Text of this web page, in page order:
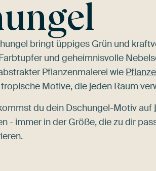
bringt üppiges Grün und
und geheimnisvolle
Pflanzenmalerei wie
Motive, die jeden Raum
du dein Dschungel-Motiv auf
- immer in der Größe, die zu dir